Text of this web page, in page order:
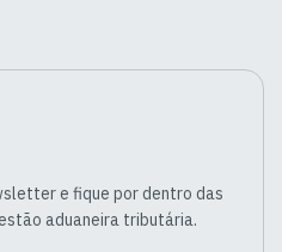
e fique por dentro das
aduaneira tributária.